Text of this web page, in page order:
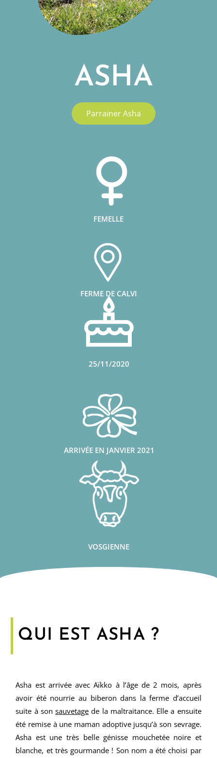
ASHA
Parrainer Asha
FEMELLE
FERME DE CALVI
25/11/2020
ARRIVÉE EN JANVIER 2021
VOSGIENNE
QUI EST ASHA ?
Asha est arrivée avec Aïkko à l’âge de 2 mois, après
avoir été nourrie au biberon dans la ferme d’accueil
suite à sonsauvetage de la maltraitance. Elle a ensuite
été remise à une maman adoptive jusqu’à son sevrage.
Asha est une très belle génisse mouchetée noire et
blanche, et très gourmande ! Son nom a été choisi par